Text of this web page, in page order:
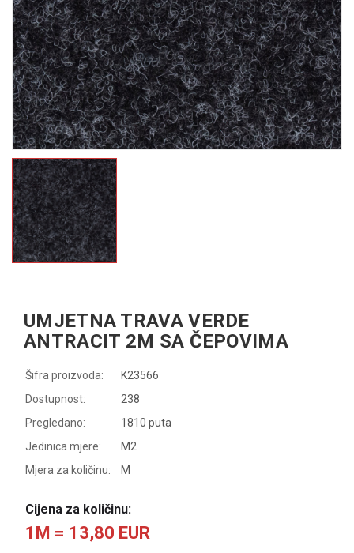
UMJETNA TRAVA VERDE
ANTRACIT 2M SA ČEPOVIMA
Šifra proizvoda:
K23566
Dostupnost:
238
Pregledano:
1810 puta
Jedinica mjere:
M2
Mjera za količinu:
M
Cijena za količinu:
1M = 13,80 EUR